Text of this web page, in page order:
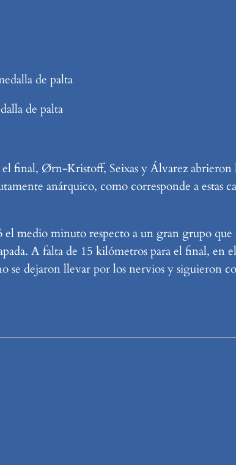
de palta
final, Ørn-Kristoff, Seixas y Álvarez abrieron
anárquico, como corresponde a estas
el medio minuto respecto a un gran grupo
A falta de 15 kilómetros para el final, en
se dejaron llevar por los nervios y siguieron